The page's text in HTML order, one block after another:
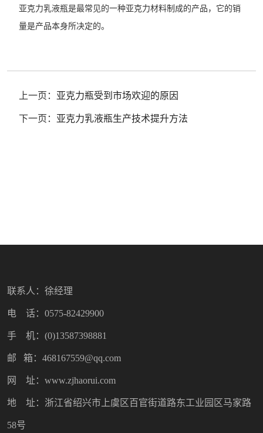
亚克力乳液瓶是最常见的一种亚克力材料制成的产品，它的销
量是产品本身所决定的。
上一页： 亚克力瓶受到市场欢迎的原因
下一页： 亚克力乳液瓶生产技术提升方法
联系人：徐经理
电 话：0575-82429900
手 机：(0)13587398881
邮 箱：468167559@qq.com
网 址：www.zjhaorui.com
地 址：浙江省绍兴市上虞区百官街道路东工业园区马家路
58号